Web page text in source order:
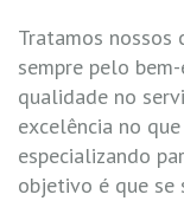
Tratamos nossos
sempre pelo
qualidade no
excelência no
especializando
objetivo é que se